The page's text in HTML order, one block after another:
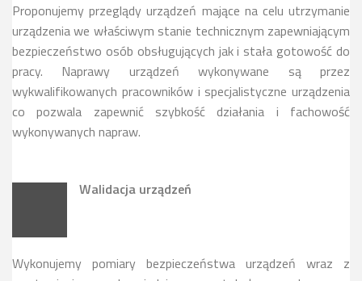
Proponujemy przeglądy urządzeń mające na celu utrzymanie
urządzenia we właściwym stanie technicznym zapewniającym
bezpieczeństwo osób obsługujących jak i stała gotowość do
pracy. Naprawy urządzeń wykonywane są przez
wykwalifikowanych pracowników i specjalistyczne urządzenia
co pozwala zapewnić szybkość działania i fachowość
wykonywanych napraw.
Walidacja urządzeń
Wykonujemy pomiary bezpieczeństwa urządzeń wraz z